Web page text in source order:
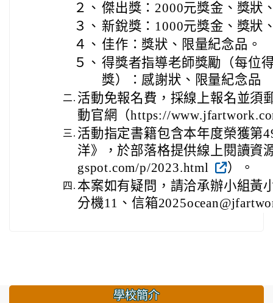
２、 傑出獎：2000元獎金、獎狀
３、 新銳獎：1000元獎金、獎狀
４、 佳作：獎狀、限量紀念品。
５、 得獎者指導老師獎勵（每位
獎）：感謝狀、限量紀念品
二. 活動免報名費，採線上報名並須
動官網（https://
三. 活動指定書籍包含本年度榮獲第
洋》，於部落格提供線上閱讀資
gspot.com/p/2023.html
）。
四. 本案如有疑問，請洽承辦小組黃
分機11、信箱
學校簡介